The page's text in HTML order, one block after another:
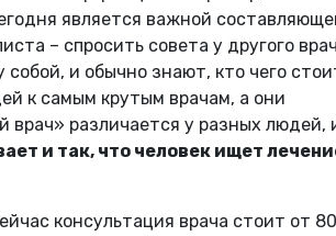
является важной
– спросить совета у другого
и обычно знают, кто чего
к самым крутым врачам, а они
врач» различается у разных людей,
и так, что человек ищет
консультация врача стоит от